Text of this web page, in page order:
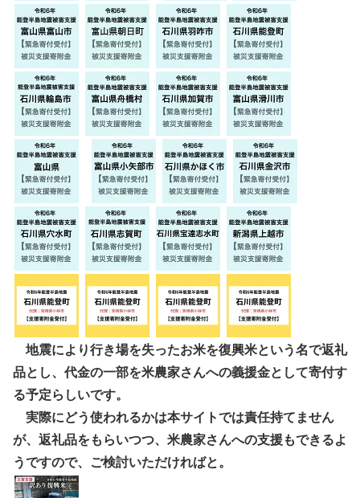
地震により行き場を失ったお米を復興米という名で返礼
品とし、代金の一部を米農家さんへの義援金として寄付す
る予定らしいです。
実際にどう使われるかは本サイトでは責任持てません
が、返礼品をもらいつつ、米農家さんへの支援もできるよ
うですので、ご検討いただければと。